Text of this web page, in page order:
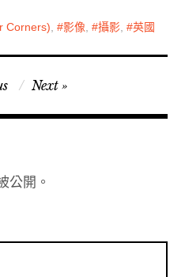
Corners) , 影像 , 攝影 , 英國
Next
公開。